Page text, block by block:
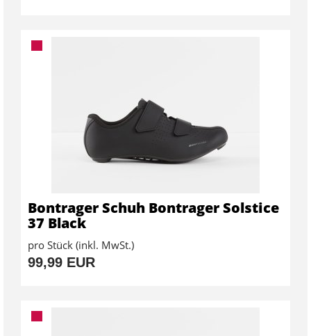
Bontrager Schuh Bontrager Solstice
37 Black
pro Stück (inkl. MwSt.)
99,99 EUR